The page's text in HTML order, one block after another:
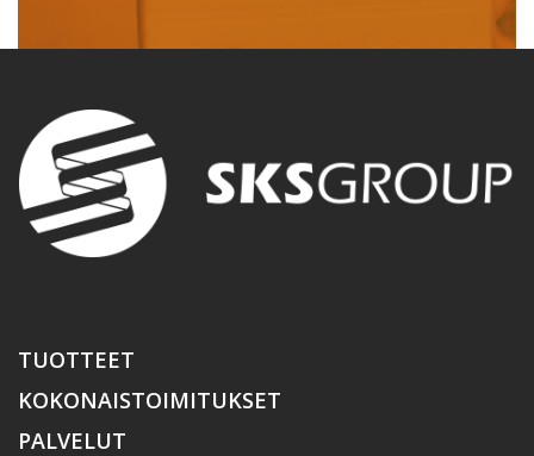
TUOTTEET
KOKONAISTOIMITUKSET
PALVELUT